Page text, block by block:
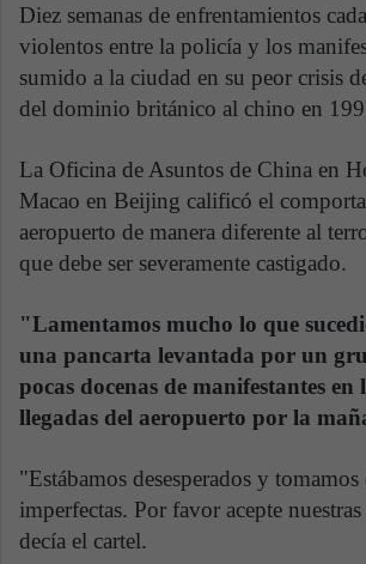
Diez semanas de enfrentamientos
violentos entre la policía y los
sumido a la ciudad en su peor crisis
del dominio británico al chino en
La Oficina de Asuntos de China en
Macao en Beijing calificó el
aeropuerto de manera diferente al
que debe ser severamente castigado.
"Lamentamos mucho lo que
una pancarta levantada por un
pocas docenas de manifestantes en
llegadas del aeropuerto por la
"Estábamos desesperados y tomamos
imperfectas. Por favor acepte
decía el cartel.